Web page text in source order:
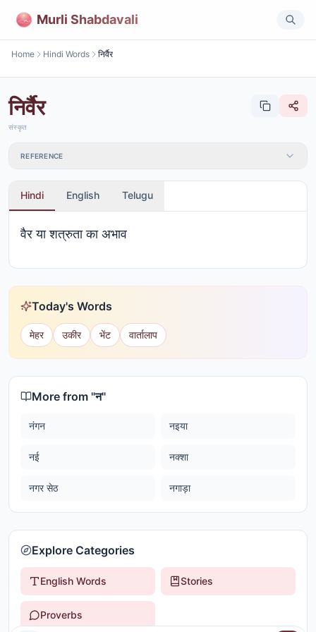
Murli Shabdavali
Home Hindi Words निर्वैर
निर्वैर
संस्कृत
REFERENCE
Hindi English Telugu
वैर या शत्रुता का अभाव
Today's Words
मेहर उकीर भेंट वार्तालाप
More from "न"
नंगन नइया
नई नक्शा
नगर सेठ नगाड़ा
Explore Categories
English Words Stories
Proverbs